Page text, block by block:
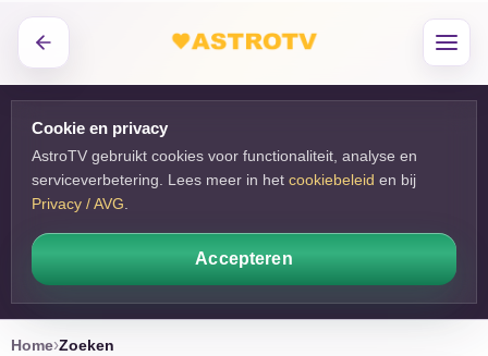
Cookie en privacy
AstroTV gebruikt cookies voor functionaliteit, analyse en
serviceverbetering. Lees meer in het cookiebeleid en bij
Privacy / AVG
Accepteren
Home Zoeken